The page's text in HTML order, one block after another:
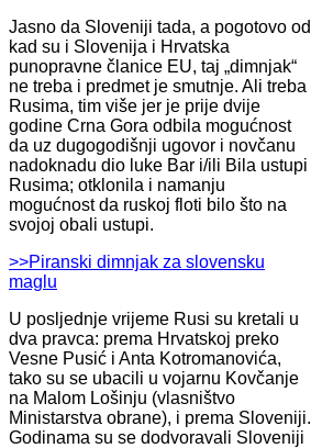
Jasno da Sloveniji tada, a pogotovo od
kad su i Slovenija i Hrvatska
punopravne članice EU, taj „dimnjak“
ne treba i predmet je smutnje. Ali treba
Rusima, tim više jer je prije dvije
godine Crna Gora odbila mogućnost
da uz dugogodišnji ugovor i novčanu
nadoknadu dio luke Bar i/ili Bila ustupi
Rusima; otklonila i namanju
mogućnost da ruskoj floti bilo što na
svojoj obali ustupi.
>>Piranski dimnjak za slovensku
maglu
U posljednje vrijeme Rusi su kretali u
dva pravca: prema Hrvatskoj preko
Vesne Pusić i Anta Kotromanovića,
tako su se ubacili u vojarnu Kovčanje
na Malom Lošinju (vlasništvo
Ministarstva obrane), i prema Sloveniji.
Godinama su se dodvoravali Sloveniji